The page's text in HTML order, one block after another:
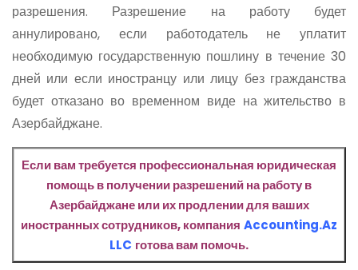
разрешения. Разрешение на работу будет
аннулировано, если работодатель не уплатит
необходимую государственную пошлину в течение 30
дней или если иностранцу или лицу без гражданства
будет отказано во временном виде на жительство в
Азербайджане.
Если вам требуется профессиональная юридическая
помощь в получении разрешений на работу в
Азербайджане или их продлении для ваших
иностранных сотрудников, компания Accounting.Az
LLC готова вам помочь.